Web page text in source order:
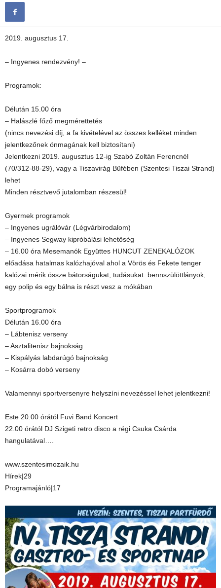
2019. augusztus 17.
– Ingyenes rendezvény! –
Programok:
Délután 15.00 óra
– Halászlé főző megmérettetés
(nincs nevezési díj, a fa kivételével az összes kelléket minden
jelentkezőnek önmagának kell biztosítani)
Jelentkezni 2019. augusztus 12-ig Szabó Zoltán Ferencnél
(70/312-88-29), vagy a Tiszavirág Büfében (Szentesi Tiszai Strand)
lehet
Minden résztvevő jutalomban részesül!
Gyermek programok
– Ingyenes ugrálóvár (Légvárbirodalom)
– Ingyenes Segway kipróbálási lehetőség
– 16.00 óra Mesemanók Együttes HUNCUT ZENEKALÓZOK
előadása hatalmas kalózhajóval ahol a Vörös és Fekete tenger
kalózai mérik össze bátorságukat, tudásukat. bennszülöttlányok,
egy polip és egy bálna is részt vesz a mókában
Sportprogramok
Délután 16.00 óra
– Lábtenisz verseny
– Asztalitenisz bajnokság
– Kispályás labdarúgó bajnokság
– Kosárra dobó verseny
Valamennyi sportversenyre helyszíni nevezéssel lehet jelentkezni!
Este 20.00 órától Fuvi Band Koncert
22.00 órától DJ Szigeti retro disco a régi Csuka Csárda
hangulatával….
www.szentesimozaik.hu
Hírek|29
Programajánló|17